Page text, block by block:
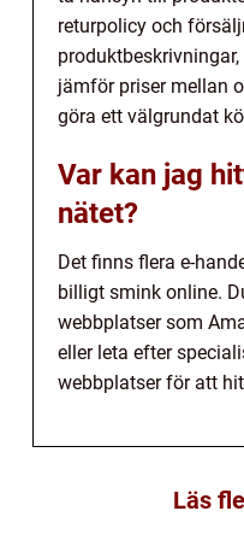
returpolicy och
jämför priser mellan
göra ett välgrundat
Var kan jag
nätet?
Det finns flera e-
billigt smink online.
webbplatser som
eller leta efter
webbplatser för att
Läs